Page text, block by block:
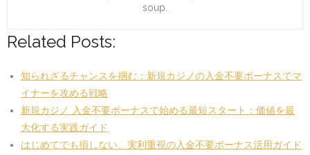
soup.
Related Posts:
知られざるチャンスを掴む：新規カジノの入金不要ボーナスでマ
イナーを攻める戦略
新規カジノ 入金不要ボーナスで始める最短スタート：価値を最
大化する実践ガイド
はじめてでも損しない、実利重視の入金不要ボーナス活用ガイド